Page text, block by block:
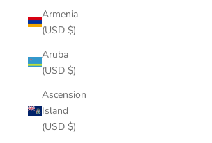
Armenia
(USD $)
Aruba
(USD $)
Ascension
Island
(USD $)